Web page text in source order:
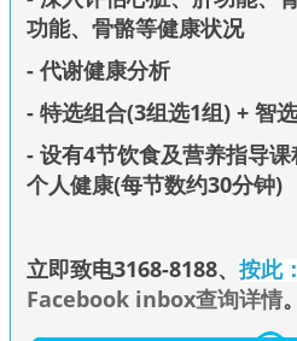
功能、骨骼等健康状况
- 代谢健康分析
- 特选组合(3组选1组) + 智
- 设有4节饮食及营养指导
个人健康(每节数约30分钟)
立即致电3168-8188、 按此
Facebook inbox查询详情。